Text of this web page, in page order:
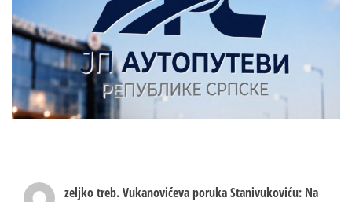
zeljko treb.Vukanovićeva poruka Stanivukoviću: Na